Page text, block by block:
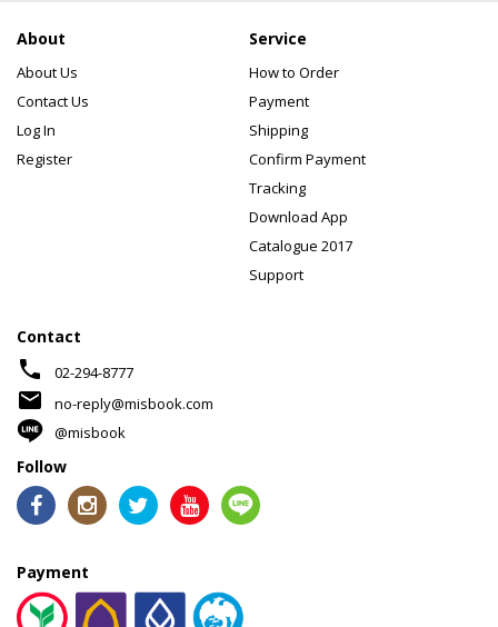
About
About Us
Contact Us
Log In
Register
Service
How to Order
Payment
Shipping
Confirm Payment
Tracking
Download App
Catalogue 2017
Support
Contact
phone 02-294-8777
mail
no-reply@misbook.com
@misbook
Follow
Payment